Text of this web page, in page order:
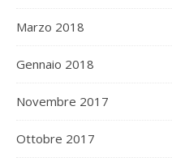
Marzo 2018
Gennaio 2018
Novembre 2017
Ottobre 2017